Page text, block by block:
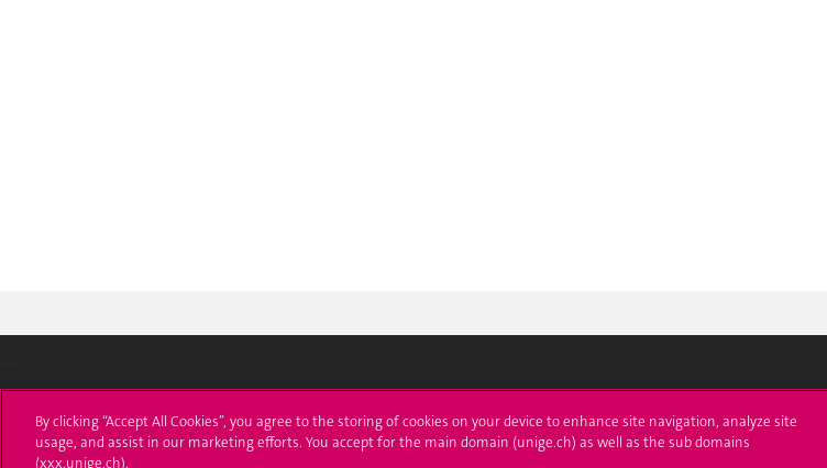
24 rue du Général-Dufour Immatriculations
By clicking “Accept All Cookies”, you agree to the storing of cookies on your device to enhance site navigation, analyze site
usage, and assist in our marketing efforts. You accept for the main domain (unige.ch) as well as the sub domains
(xxx.unige.ch).